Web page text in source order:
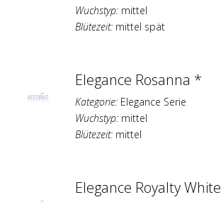
Wuchstyp: mittel
Blütezeit: mittel spät
Elegance Rosanna *
Kategorie: Elegance Serie
Wuchstyp: mittel
Blütezeit: mittel
Elegance Royalty